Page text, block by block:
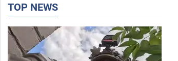
TOP NEWS